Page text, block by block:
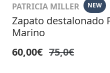
PATRICIA MILLER NEW
Zapato destalonado
Marino
60,00€ 75,0€